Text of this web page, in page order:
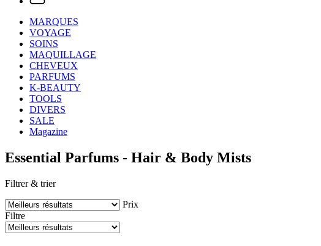
MARQUES
VOYAGE
SOINS
MAQUILLAGE
CHEVEUX
PARFUMS
K-BEAUTY
TOOLS
DIVERS
SALE
Magazine
Essential Parfums - Hair & Body Mists
Filtrer & trier
Prix
Filtre